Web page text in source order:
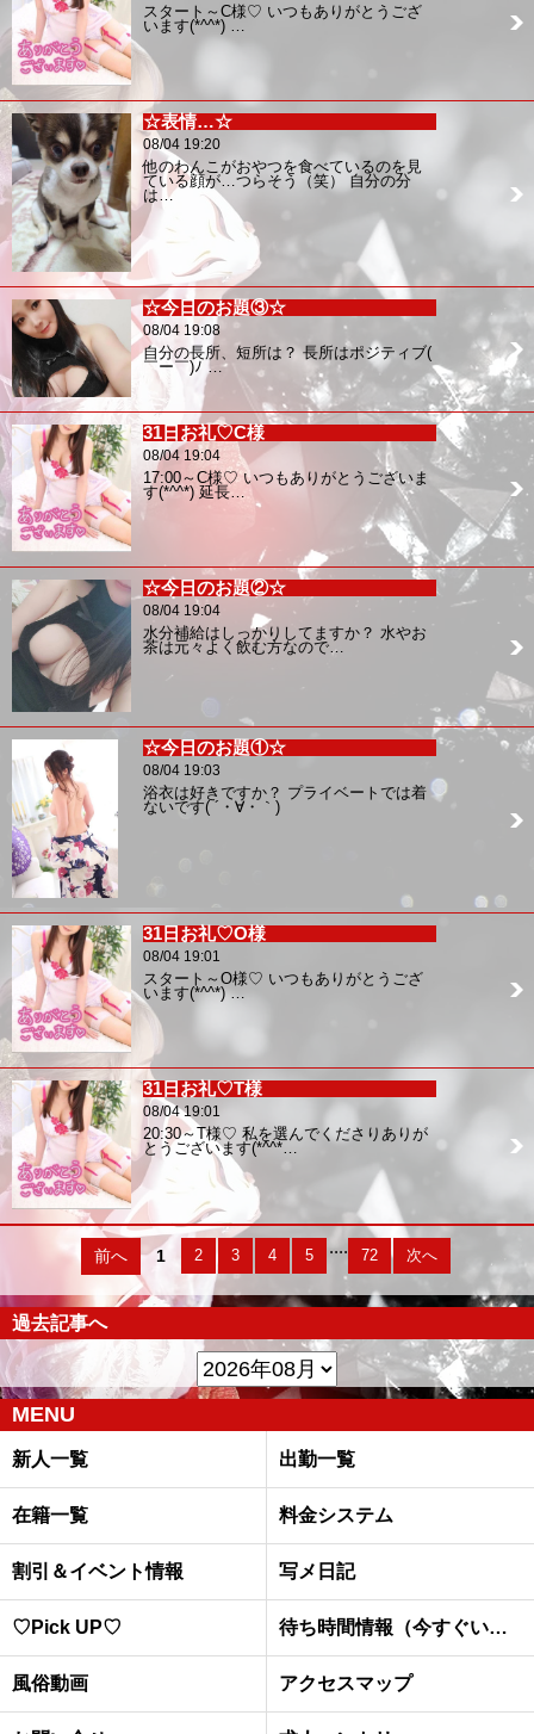
スタート～C様♡ いつもありがとうござ
います(*^^*) …
☆表情…☆
08/04 19:20
他のわんこがおやつを食べているのを見
ている顔が…つらそう（笑） 自分の分
は…
☆今日のお題③☆
08/04 19:08
自分の長所、短所は？ 長所はポジティブ(
￣ー￣)ﾉ …
31日お礼♡C様
08/04 19:04
17:00～C様♡ いつもありがとうございま
す(*^^*) 延長…
☆今日のお題②☆
08/04 19:04
水分補給はしっかりしてますか？ 水やお
茶は元々よく飲む方なので…
☆今日のお題①☆
08/04 19:03
浴衣は好きですか？ プライベートでは着
ないです( ´・∀・｀)
31日お礼♡O様
08/04 19:01
スタート～O様♡ いつもありがとうござ
います(*^^*) …
31日お礼♡T様
08/04 19:01
20:30～T様♡ 私を選んでくださりありが
とうございます(*^^*…
前へ 1 2 3 4 5 .... 72 次へ
過去記事へ
MENU
新人一覧 出勤一覧
在籍一覧 料金システム
割引＆イベント情報 写メ日記
♡Pick UP♡ 待ち時間情報（今すぐいける娘）
風俗動画 アクセスマップ